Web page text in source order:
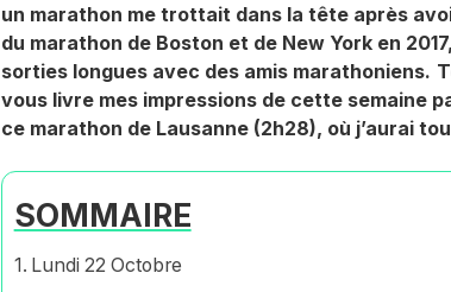
un marathon me trottait dans la tête après
du marathon de Boston et de New York en
sorties longues avec des amis marathoniens.
vous livre mes impressions de cette semaine
ce marathon de Lausanne (2h28), où j’aurai
SOMMAIRE
Lundi 22 Octobre